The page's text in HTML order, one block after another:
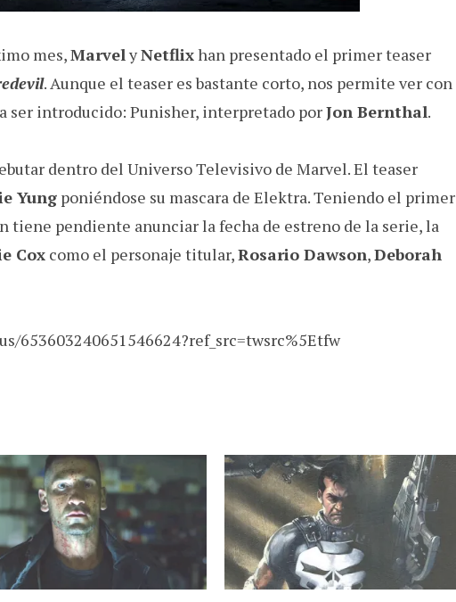
mes,MarvelyNetflixhan presentado el primer teaser
. Aunque el teaser es bastante corto, nos permite ver con
ser introducido: Punisher, interpretado porJon Bernthal.
dentro del Universo Televisivo de Marvel. El teaser
Yung poniéndose su mascara de Elektra. Teniendo el primer
tiene pendiente anunciar la fecha de estreno de la serie, la
Cox como el personaje titular,Rosario Dawson,Deborah